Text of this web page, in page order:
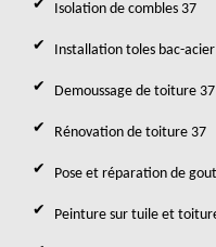
Isolation de combles 37
Installation toles bac-
Demoussage de toiture 37
Rénovation de toiture 37
Pose et réparation de
Peinture sur tuile et